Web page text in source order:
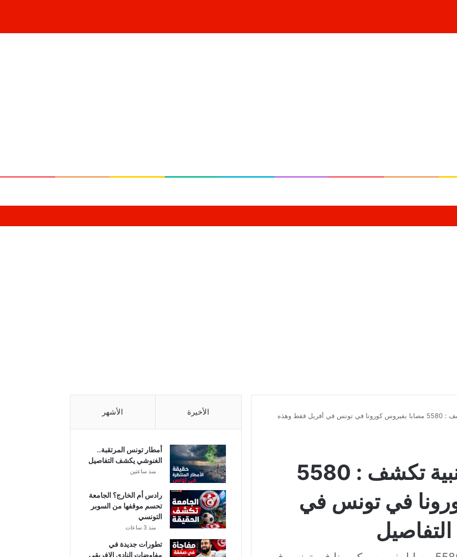
دراسة تونسية أجنبية تكشف : 5580 مصابا بفيروس كورونا في تونس في أفريل فقط وهذه
دراسة تونسية أجنبية تكشف : 5580
في تونس في
الأخيرة الأشهر
أمطار تونس المرتقبة..
الغنوشي يكشف التفاصيل
منذ ساعتين
رادس أم الخارج؟ الجامعة
تحسم موقفها من السوبر
التونسي
منذ 3 ساعات
تطورات جديدة في
مفاوضات النادي الإفريقي